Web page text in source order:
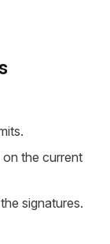
the current
signatures.